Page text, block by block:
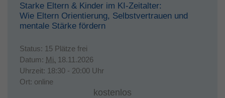
Starke Eltern & Kinder im KI-Zeitalter:
Wie Eltern Orientierung, Selbstvertrauen und
mentale Stärke fördern
Status: 15 Plätze frei
Datum: Mi. 18.11.2026
Uhrzeit: 18:30 - 20:00 Uhr
Ort: online
kostenlos